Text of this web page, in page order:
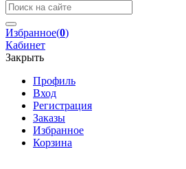
Избранное(0)
Кабинет
Закрыть
Профиль
Вход
Регистрация
Заказы
Избранное
Корзина